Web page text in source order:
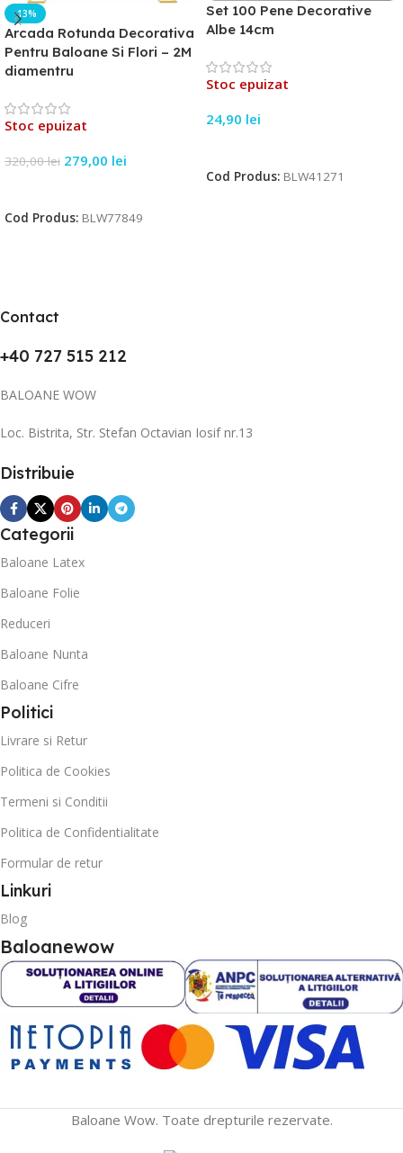
-13%
Arcada Rotunda Decorativa
Pentru Baloane Si Flori – 2M
diamentru
Stoc epuizat
320,00lei 279,00 lei
Cod Produs: BLW77849
Set 100 Pene Decorative
Albe 14cm
Stoc epuizat
24,90 lei
Cod Produs: BLW41271
Contact
+40 727 515 212
BALOANE WOW
Loc. Bistrita, Str. Stefan Octavian Iosif nr.13
Distribuie
Categorii
Baloane Latex
Baloane Folie
Reduceri
Baloane Nunta
Baloane Cifre
Politici
Livrare si Retur
Politica de Cookies
Termeni si Conditii
Politica de Confidentialitate
Formular de retur
Linkuri
Blog
Baloanewow
Baloane Wow. Toate drepturile rezervate.